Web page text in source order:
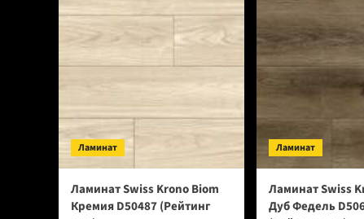
Ламинат
Ламинат Swiss Krono Biom
Кремия D50487 (Рейтинг
Ламинат
Ламинат Swiss
Дуб Федель